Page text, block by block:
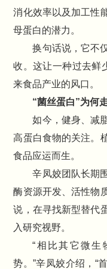
消化效率以及加工性
母蛋白的潜力。
换句话说，它不
收。这让一种过去鲜
来食品产业的风口。
“菌丝蛋白”为何
如今，健身、减
高蛋白食物的关注。
食品应运而生。
辛凤姣团队长期
酶资源开发、活性物
说，在寻找新型替代
入研究视野。
“相比其它微生
势。”辛凤姣介绍，“